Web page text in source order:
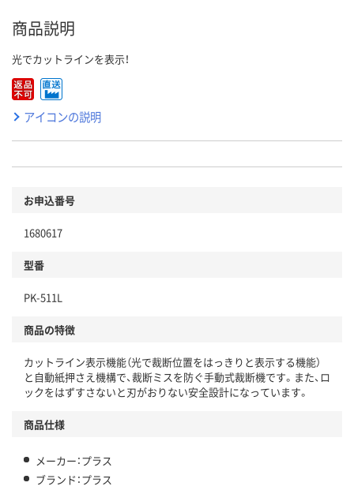
商品説明
光でカットラインを表示！
アイコンの説明
お申込番号
1680617
型番
PK-511L
商品の特徴
カットライン表示機能（光で裁断位置をはっきりと表示する機能）
と自動紙押さえ機構で、裁断ミスを防ぐ手動式裁断機です。また、ロ
ックをはずすさないと刃がおりない安全設計になっています。
商品仕様
メーカー：プラス
ブランド：プラス